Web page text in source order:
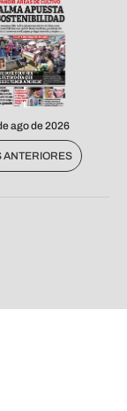
ago de 2026
ANTERIORES